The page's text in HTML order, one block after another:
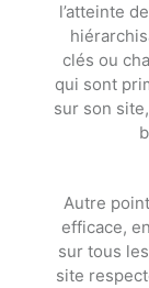
l’atteinte
clés ou
qui sont
sur son
Autre
efficace,
sur tous
site